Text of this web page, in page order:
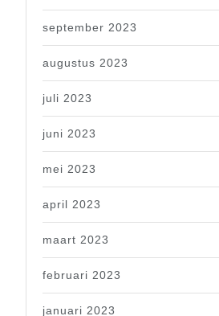
september 2023
augustus 2023
juli 2023
juni 2023
mei 2023
april 2023
maart 2023
februari 2023
januari 2023